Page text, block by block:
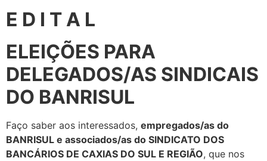
E D I T A L
ELEIÇÕES PARA
DELEGADOS/AS SINDICAIS
DO BANRISUL
Faço saber aos interessados, empregados/as do
BANRISUL e associados/as do SINDICATO DOS
BANCÁRIOS DE CAXIAS DO SUL E REGIÃO, que nos